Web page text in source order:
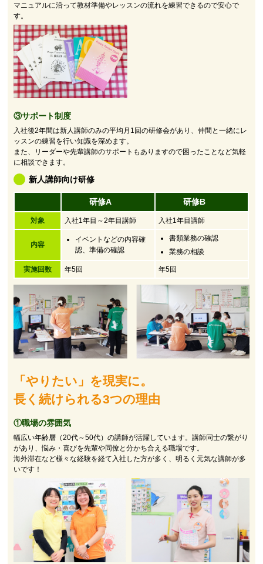
マニュアルに沿って教材準備やレッスンの流れを練習できるので安心で
す。
③サポート制度
入社後2年間は新人講師のみの平均月1回の研修会があり、仲間と一緒にレ
ッスンの練習を行い知識を深めます。
また、リーダーや先輩講師のサポートもありますので困ったことなど気軽
に相談できます。
新人講師向け研修
研修A 研修B
対象 入社1年目～2年目講師 入社1年目講師
内容
イベントなどの内容確
認、準備の確認
書類業務の確認
業務の相談
実施回数 年5回 年5回
「やりたい」を現実に。
長く続けられる3つの理由
①職場の雰囲気
幅広い年齢層（20代～50代）の講師が活躍しています。講師同士の繋がり
があり、悩み・喜びを先輩や同僚と分かち合える職場です。
海外滞在など様々な経験を経て入社した方が多く、明るく元気な講師が多
いです！